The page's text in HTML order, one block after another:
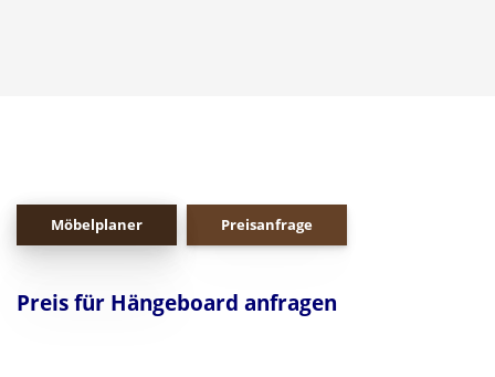
Möbelplaner Preisanfrage
Preis für Hängeboard anfragen